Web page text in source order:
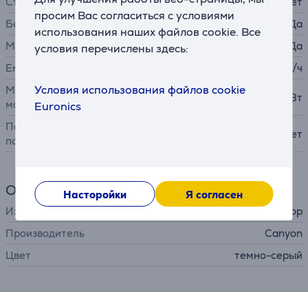
просим Вас согласиться с условиями
использования наших файлов cookie. Все
условия перечислены здесь:
Условия использования файлов cookie
Euronics
Насторойки Я согласен
Беспроводная зарядка
Да
MagSafe
Да
Емкость
5000 мА/ч
Максимальная выходная
мощность
20 Вт
Поддержка солнечной
панели
Нет
Общий параметр
Изделие
внешний аккумулятор
Производитель
Canyon
Цвет
темно-серый